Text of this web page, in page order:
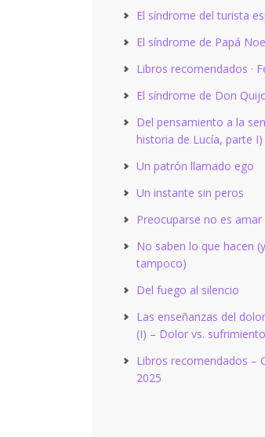
El síndrome del turista
El síndrome de Papá
Libros recomendados ·
El síndrome de Don
Del pensamiento a la
historia de Lucía, parte I)
Un patrón llamado ego
Un instante sin peros
Preocuparse no es amar
No saben lo que hacen
tampoco)
Del fuego al silencio
Las enseñanzas del
(I) – Dolor vs. sufrimiento
Libros recomendados –
2025